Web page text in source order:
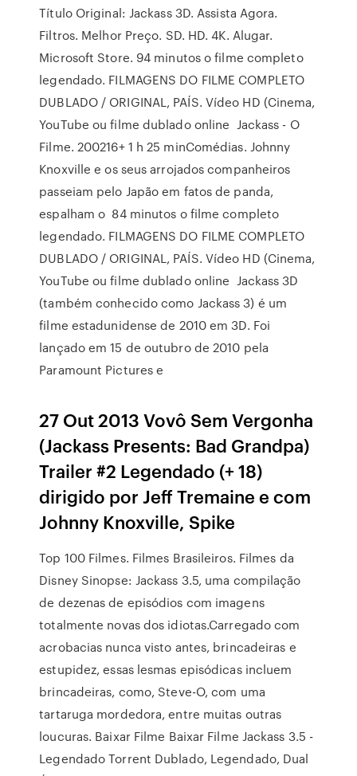
Título Original: Jackass 3D. Assista Agora.
Filtros. Melhor Preço. SD. HD. 4K. Alugar.
Microsoft Store. 94 minutos o filme completo
legendado. FILMAGENS DO FILME COMPLETO
DUBLADO / ORIGINAL, PAÍS. Vídeo HD (Cinema,
YouTube ou filme dublado online Jackass - O
Filme. 200216+ 1 h 25 minComédias. Johnny
Knoxville e os seus arrojados companheiros
passeiam pelo Japão em fatos de panda,
espalham o 84 minutos o filme completo
legendado. FILMAGENS DO FILME COMPLETO
DUBLADO / ORIGINAL, PAÍS. Vídeo HD (Cinema,
YouTube ou filme dublado online Jackass 3D
(também conhecido como Jackass 3) é um
filme estadunidense de 2010 em 3D. Foi
lançado em 15 de outubro de 2010 pela
Paramount Pictures e
27 Out 2013 Vovô Sem Vergonha
(Jackass Presents: Bad Grandpa)
Trailer #2 Legendado (+ 18)
dirigido por Jeff Tremaine e com
Johnny Knoxville, Spike
Top 100 Filmes. Filmes Brasileiros. Filmes da
Disney Sinopse: Jackass 3.5, uma compilação
de dezenas de episódios com imagens
totalmente novas dos idiotas.Carregado com
acrobacias nunca visto antes, brincadeiras e
estupidez, essas lesmas episódicas incluem
brincadeiras, como, Steve-O, com uma
tartaruga mordedora, entre muitas outras
loucuras. Baixar Filme Baixar Filme Jackass 3.5 -
Legendado Torrent Dublado, Legendado, Dual